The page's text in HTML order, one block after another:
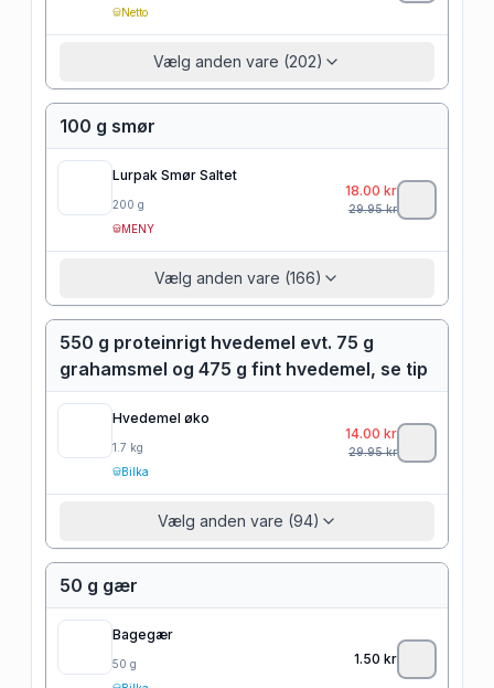
Netto
Vælg anden vare (202)
100 g smør
Lurpak Smør Saltet
200 g
MENY
18.00 kr
29.95kr
Vælg anden vare (166)
550 g proteinrigt hvedemel evt. 75 g
grahamsmel og 475 g fint hvedemel, se tip
Hvedemel øko
1.7 kg
Bilka
14.00 kr
29.95kr
Vælg anden vare (94)
50 g gær
Bagegær
50 g
1.50 kr